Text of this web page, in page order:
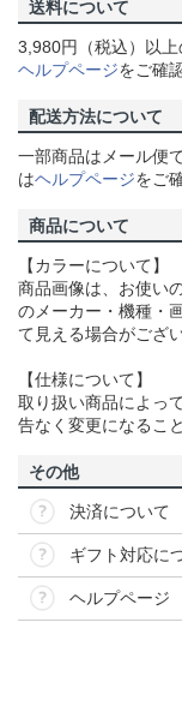
送料について
3,980円（税込）以
ヘルプページをご確
配送方法について
一部商品はメール便
はヘルプページをご
商品について
【カラーについて】
商品画像は、お使い
のメーカー・機種・
て見える場合がござ
【仕様について】
取り扱い商品によっ
告なく変更になるこ
その他
決済について
ギフト対応に
ヘルプページ